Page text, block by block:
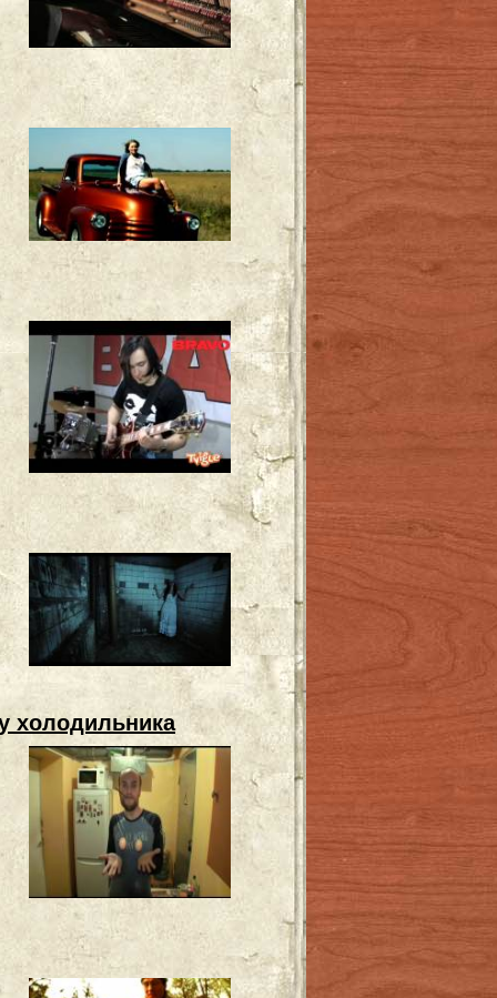
холодильника